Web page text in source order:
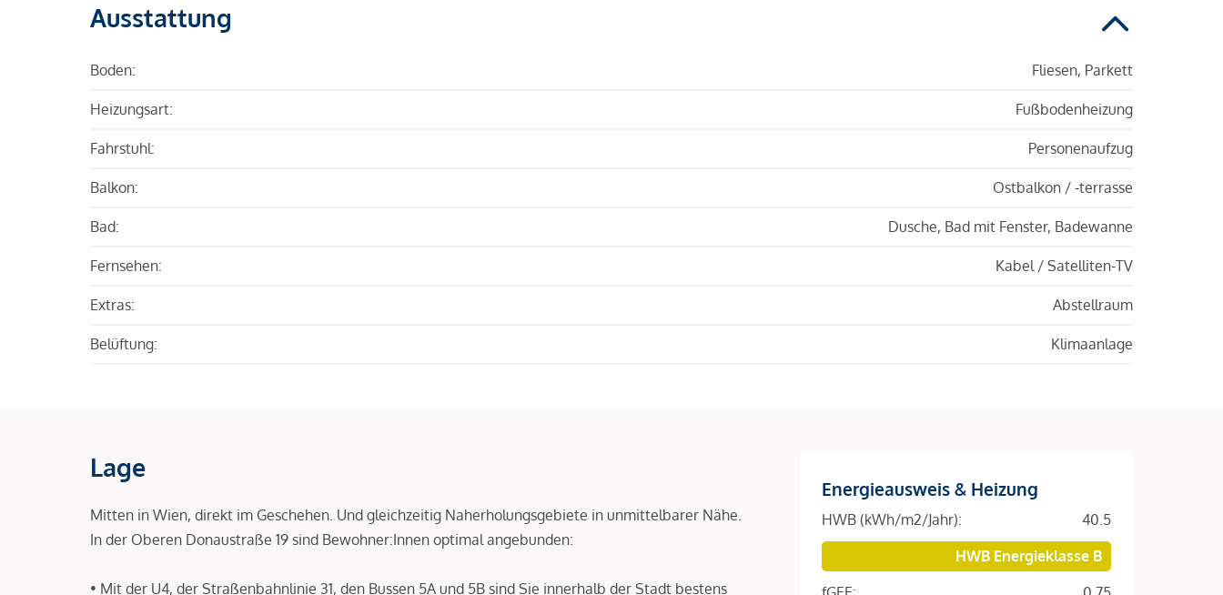
Ausstattung
Boden: Fliesen, Parkett
Heizungsart: Fußbodenheizung
Fahrstuhl: Personenaufzug
Balkon: Ostbalkon / -terrasse
Bad: Dusche, Bad mit Fenster, Badewanne
Fernsehen: Kabel / Satelliten-TV
Extras: Abstellraum
Belüftung: Klimaanlage
Lage
Mitten in Wien, direkt im Geschehen. Und gleichzeitig Naherholungsgebiete in unmittelbarer Nähe.
In der Oberen Donaustraße 19 sind Bewohner:Innen optimal angebunden:
• Mit der U4, der Straßenbahnlinie 31, den Bussen 5A und 5B sind Sie innerhalb der Stadt bestens
Energieausweis & Heizung
HWB (kWh/m2/Jahr):
40.5
HWB Energieklasse B